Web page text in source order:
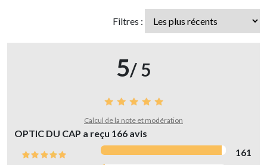
Filtres :
5/ 5
Calcul de la note et modération
OPTIC DU CAP a reçu 166 avis
161